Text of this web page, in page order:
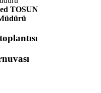
TOSUN